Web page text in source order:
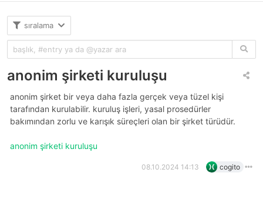
sıralama
anonim şirketi kuruluşu
anonim şirket bir veya daha fazla gerçek veya tüzel kişi
tarafından kurulabilir. kuruluş işleri, yasal prosedürler
bakımından zorlu ve karışık süreçleri olan bir şirket türüdür.
anonim şirketi kuruluşu
08.10.2024 14:13 cogito